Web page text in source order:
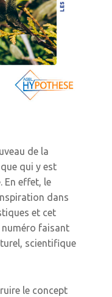
de la
qui y est
En effet, le
dans
et cet
numéro faisant
scientifique
le concept